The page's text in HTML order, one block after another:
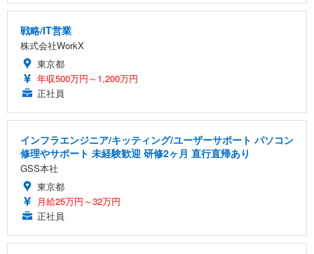
戦略/IT営業
株式会社WorkX
東京都
年収500万円～1,200万円
正社員
インフラエンジニア/キッティング/ユーザーサポート パソコン
修理やサポート 未経験歓迎 研修2ヶ月 直行直帰あり
GSS本社
東京都
月給25万円～32万円
正社員